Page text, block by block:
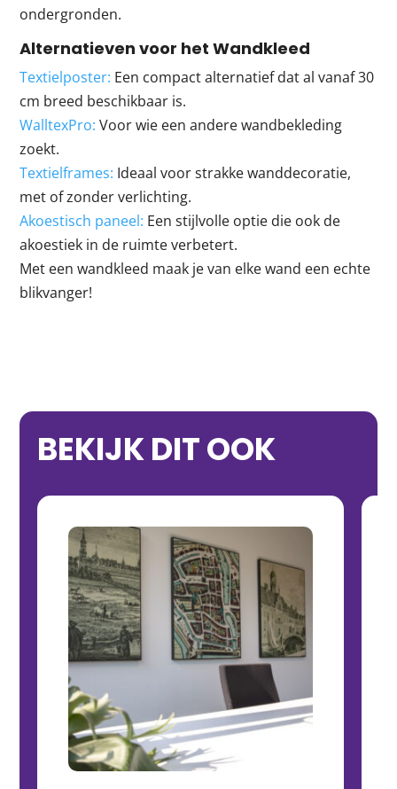
ondergronden.
Alternatieven voor het Wandkleed
Textielposter: Een compact alternatief dat al vanaf 30
cm breed beschikbaar is.
WalltexPro: Voor wie een andere wandbekleding
zoekt.
Textielframes: Ideaal voor strakke wanddecoratie,
met of zonder verlichting.
Akoestisch paneel: Een stijlvolle optie die ook de
akoestiek in de ruimte verbetert.
Met een wandkleed maak je van elke wand een echte
blikvanger!
BEKIJK DIT OOK